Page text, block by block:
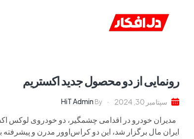
رونمایی از دو محصول جدید اکستریم
سپتامبر 30, 2024 By
HiT Admin
مدیران خودرو در اقدامی چشمگیر، دو خودروی لوکس
ایران مال برگزار شد، این دو کراس‌اوور مدرن و